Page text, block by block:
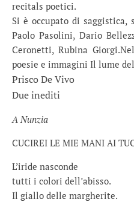
recitals poetici.
Si è occupato di saggistica,
Paolo Pasolini, Dario
Ceronetti, Rubina
poesie e immagini Il lume
Prisco De Vivo
Due inediti
A Nunzia
CUCIREI LE MIE MANI AI
L’iride nasconde
tutti i colori dell’abisso.
Il giallo delle margherite.